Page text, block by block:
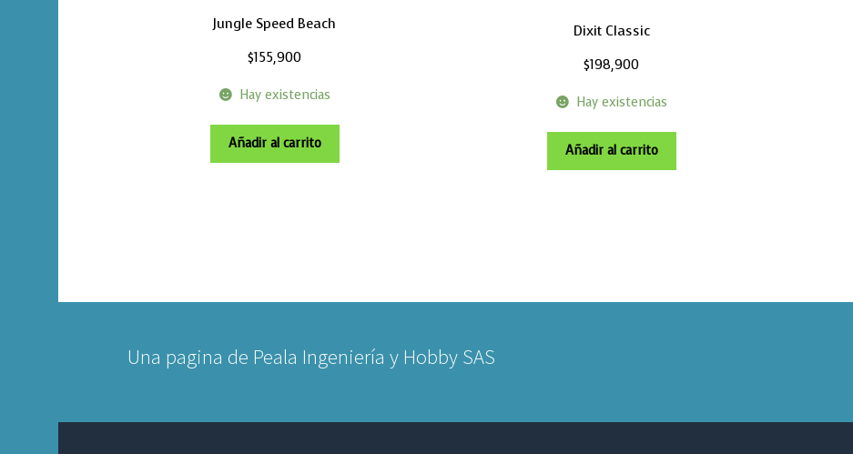
Jungle Speed Beach
$155,900
Hay existencias
Añadir al carrito
Dixit Classic
$198,900
Hay existencias
Añadir al carrito
Una pagina de Peala Ingeniería y Hobby SAS